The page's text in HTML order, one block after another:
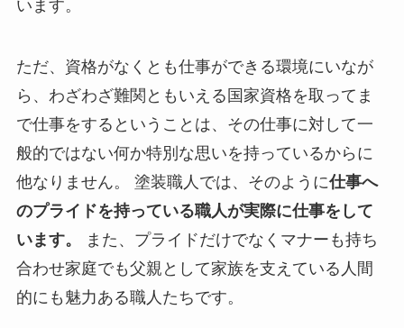
います。
ただ、資格がなくとも仕事ができる環境にいなが
ら、わざわざ難関ともいえる国家資格を取ってま
で仕事をするということは、その仕事に対して一
般的ではない何か特別な思いを持っているからに
他なりません。 塗装職人では、そのように仕事へ
のプライドを持っている職人が実際に仕事をして
います。
また、プライドだけでなくマナーも持ち
合わせ家庭でも父親として家族を支えている人間
的にも魅力ある職人たちです。